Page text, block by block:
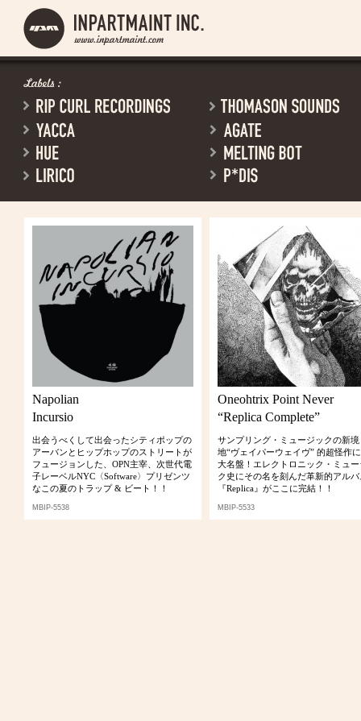
Napolian
Incursio
出会うべくして出会ったシティポップの
アーバンとヒップホップのストリートが
フュージョンした、OPN主宰、次世代電
子レーベルNYC〈Software〉プリゼンツ
なこの夏のトラップ & ビート！！
MBIP-5538
Oneohtrix Point Never
“Replica Complete”
サンプリング・ミュージックの新境
地“ヴェイパーウェイヴ” 的超怪作
大名盤！エレクトロニック・ミュー
ク史にその名を刻んだ革新的アルバ
『Replica』がここに完結！！
MBIP-5533